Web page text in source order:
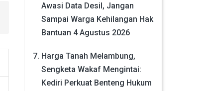
Awasi Data Desil, Jangan
Sampai Warga Kehilangan Hak
Bantuan 4 Agustus 2026
Harga Tanah Melambung,
Sengketa Wakaf Mengintai:
Kediri Perkuat Benteng Hukum